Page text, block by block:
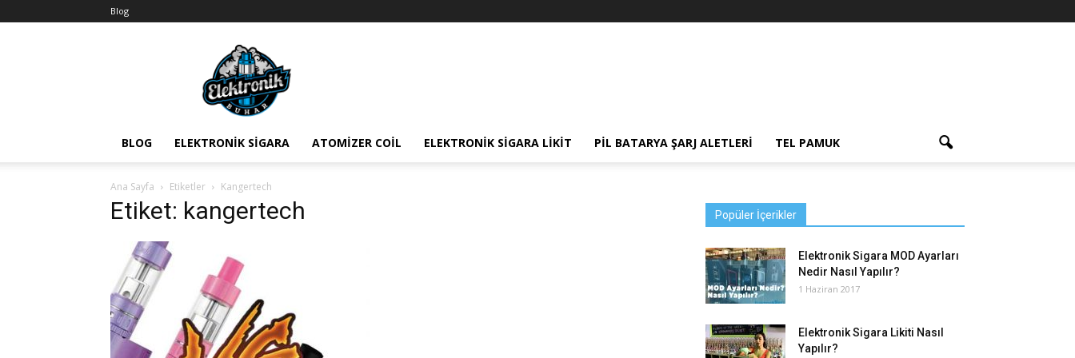
Blog
BLOG ELEKTRONIK SIGARA ATOMIZER COIL ELEKTRONIK SIGARA LIKIT PIL BATARYA ŞARJ ALETLERI TEL PAMUK
Ana Sayfa Etiketler Kangertech
Etiket: kangertech Popüler İçerikler
Elektronik Sigara MOD Ayarları
Nedir Nasıl Yapılır?
1 Haziran 2017
Elektronik Sigara Likiti Nasıl
Yapılır?